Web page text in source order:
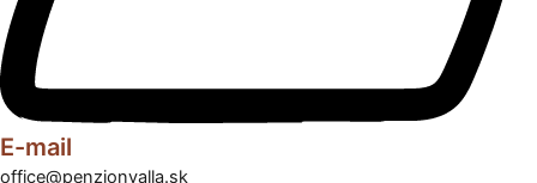
E-mail
office@penzionvalla.sk